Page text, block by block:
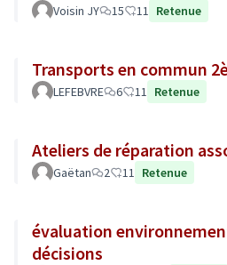
Voisin JY 15 11 Retenue
Transports en commun
LEFEBVRE 6 11 Retenue
Ateliers de réparation
Gaëtan 2 11 Retenue
évaluation
décisions